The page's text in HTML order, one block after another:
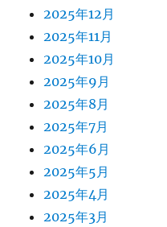
2025年12月
2025年11月
2025年10月
2025年9月
2025年8月
2025年7月
2025年6月
2025年5月
2025年4月
2025年3月